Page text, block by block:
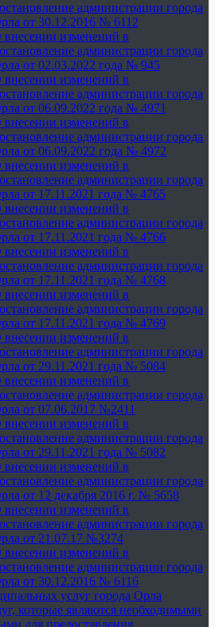
администрации города
от 30.12.2016 № 6112
изменений в
администрации города
от 02.03.2022 года № 945
изменений в
администрации города
от 06.09.2022 года № 4971
изменений в
администрации города
от 06.09.2022 года № 4972
изменений в
администрации города
от 17.11.2021 года № 4765
изменений в
администрации города
от 17.11.2021 года № 4766
изменений в
администрации города
от 17.11.2021 года № 4768
изменений в
администрации города
от 17.11.2021 года № 4769
изменений в
администрации города
от 29.11.2021 года № 5084
изменений в
администрации города
от 07.06.2017 №2411
изменений в
администрации города
от 29.11.2021 года № 5082
изменений в
администрации города
от 12 декабря 2016 г. № 5658
изменений в
администрации города
от 21.07.17 №3274
изменений в
администрации города
от 30.12.2016 № 6116
услуг города Орла
которые являются необходимыми
для предоставления